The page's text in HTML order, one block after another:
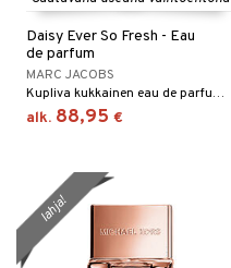
Daisy Ever So Fresh - Eau
de parfum
MARC JACOBS
Kupliva kukkainen eau de parfum Marc Jacobsilta.
alk. 88,95 €
lahja!